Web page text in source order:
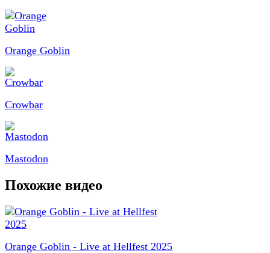
Orange Goblin
Crowbar
Mastodon
Похожие видео
Orange Goblin - Live at Hellfest 2025